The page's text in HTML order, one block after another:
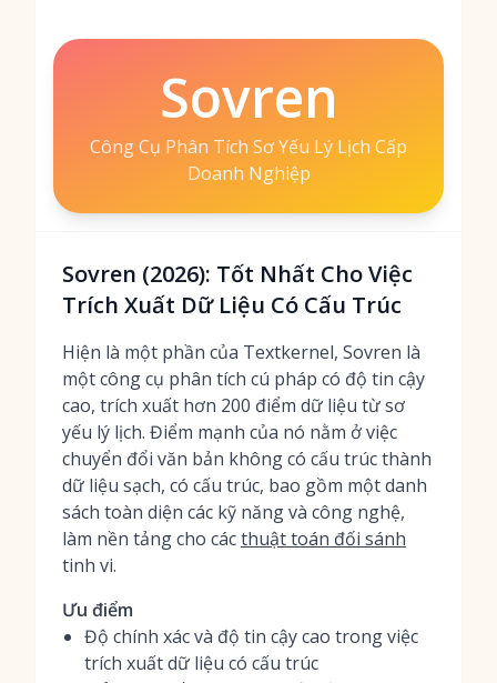
Sovren
Công Cụ Phân Tích Sơ Yếu Lý Lịch Cấp
Doanh Nghiệp
Sovren (2026): Tốt Nhất Cho Việc
Trích Xuất Dữ Liệu Có Cấu Trúc
Hiện là một phần của Textkernel, Sovren là
một công cụ phân tích cú pháp có độ tin cậy
cao, trích xuất hơn 200 điểm dữ liệu từ sơ
yếu lý lịch. Điểm mạnh của nó nằm ở việc
chuyển đổi văn bản không có cấu trúc thành
dữ liệu sạch, có cấu trúc, bao gồm một danh
sách toàn diện các kỹ năng và công nghệ,
làm nền tảng cho cácthuật toán đối sánh
tinh vi.
Ưu điểm
Độ chính xác và độ tin cậy cao trong việc
trích xuất dữ liệu có cấu trúc